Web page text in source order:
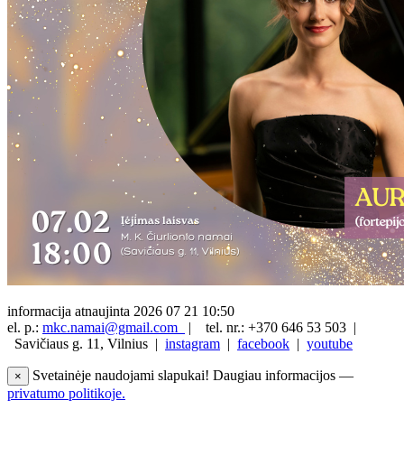
informacija atnaujinta 2026 07 21 10:50
el. p.: mkc.namai@gmail.com |
tel. nr.: +370 646 53 503 |
Savičiaus g. 11, Vilnius | instagram | facebook | youtube
×
Svetainėje naudojami slapukai! Daugiau informacijos —
privatumo politikoje.